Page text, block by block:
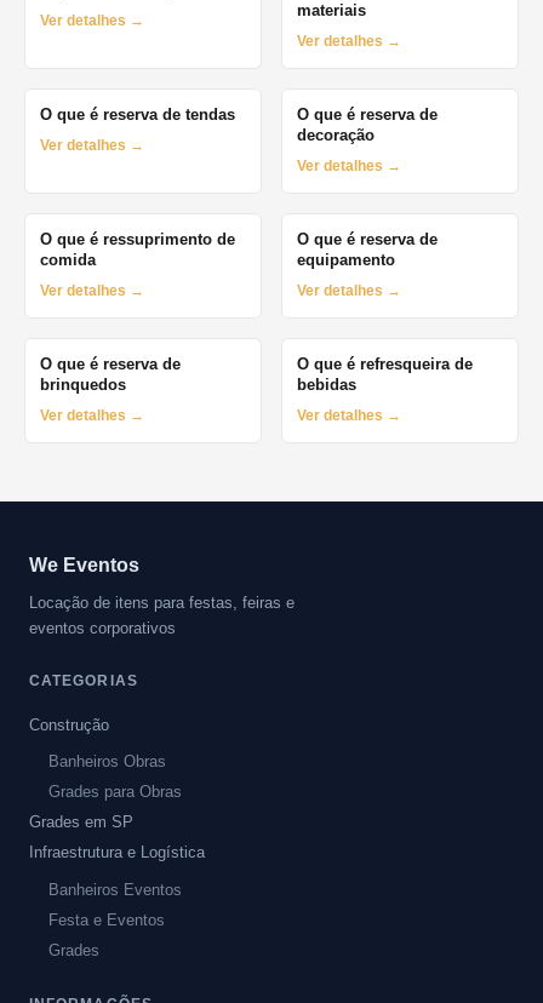
Ver detalhes →
materiais
Ver detalhes →
O que é reserva de tendas
Ver detalhes →
O que é reserva de
decoração
Ver detalhes →
O que é ressuprimento de
comida
Ver detalhes →
O que é reserva de
equipamento
Ver detalhes →
O que é reserva de
brinquedos
Ver detalhes →
O que é refresqueira de
bebidas
Ver detalhes →
We Eventos
Locação de itens para festas, feiras e
eventos corporativos
CATEGORIAS
Construção
Banheiros Obras
Grades para Obras
Grades em SP
Infraestrutura e Logística
Banheiros Eventos
Festa e Eventos
Grades